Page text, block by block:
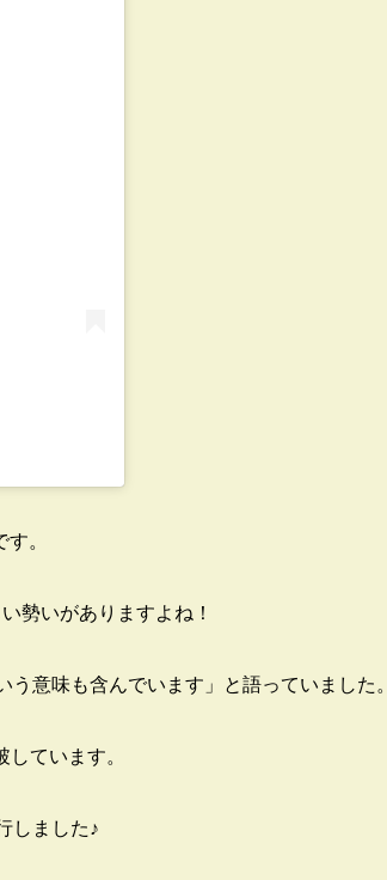
。
勢いがありますよね！
う意味も含んでいます」と語っていました。
ています。
しました♪